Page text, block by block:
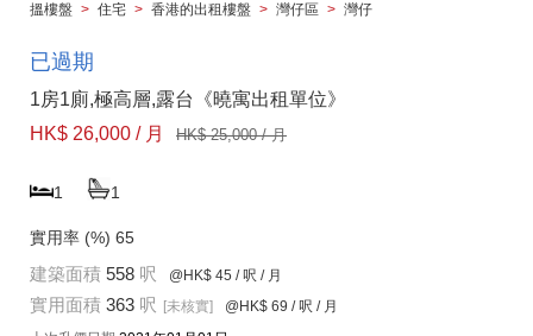
搵樓盤 > 住宅 > 香港的出租樓盤 > 灣仔區 > 灣仔
已過期
1房1廁,極高層,露台《曉寓出租單位》
HK$ 26,000 / 月
HK$ 25,000 / 月
1 1
實用率 (%) 65
建築面積 558 呎 @HK$ 45 / 呎 / 月
實用面積 363 呎 [未核實] @HK$ 69 / 呎 / 月